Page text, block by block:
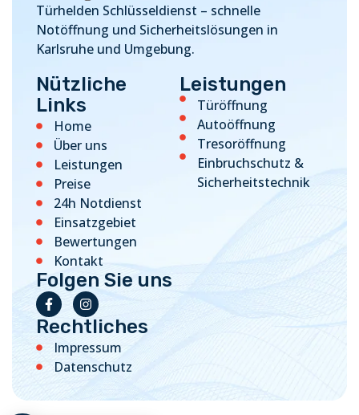
Türhelden Schlüsseldienst – schnelle
Notöffnung und Sicherheitslösungen in
Karlsruhe und Umgebung.
Nützliche
Links
Home
Über uns
Leistungen
Preise
24h Notdienst
Einsatzgebiet
Bewertungen
Kontakt
Leistungen
Türöffnung
Autoöffnung
Tresoröffnung
Einbruchschutz &
Sicherheitstechnik
Folgen Sie uns
Rechtliches
Impressum
Datenschutz